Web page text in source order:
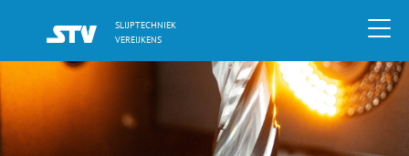
SLIJPTECHNIEK
VEREIJKENS